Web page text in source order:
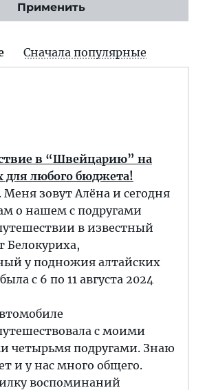
Применить
Сначала популярные
в “Швейцарию” на
для любого бюджета!
зовут Алёна и сегодня
о нашем с подругами
в известный
Белокуриха,
у подножия алтайских
с 6 по 11 августа 2024
с моими
четырьмя подругами. Знаю
и у нас много общего.
воспоминаний